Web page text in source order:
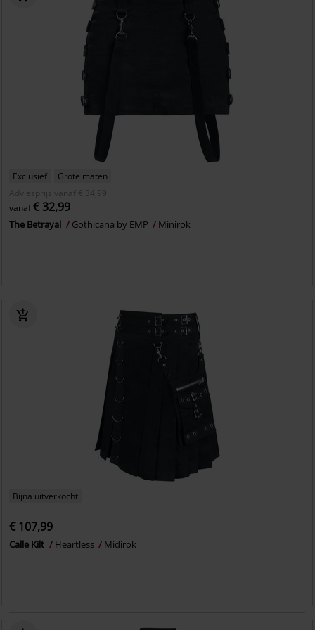
Exclusief
Grote maten
Adviesprijs
vanaf € 34,99
vanaf€ 32,99
The Betrayal Gothicana by EMP Minirok
Bijna uitverkocht
€ 107,99
Calle Kilt Heartless Midirok